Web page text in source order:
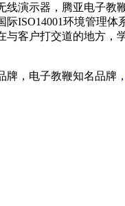
线演示器，腾亚电子
际ISO14001环境管理
与客户打交道的地方
，电子教鞭知名品牌，